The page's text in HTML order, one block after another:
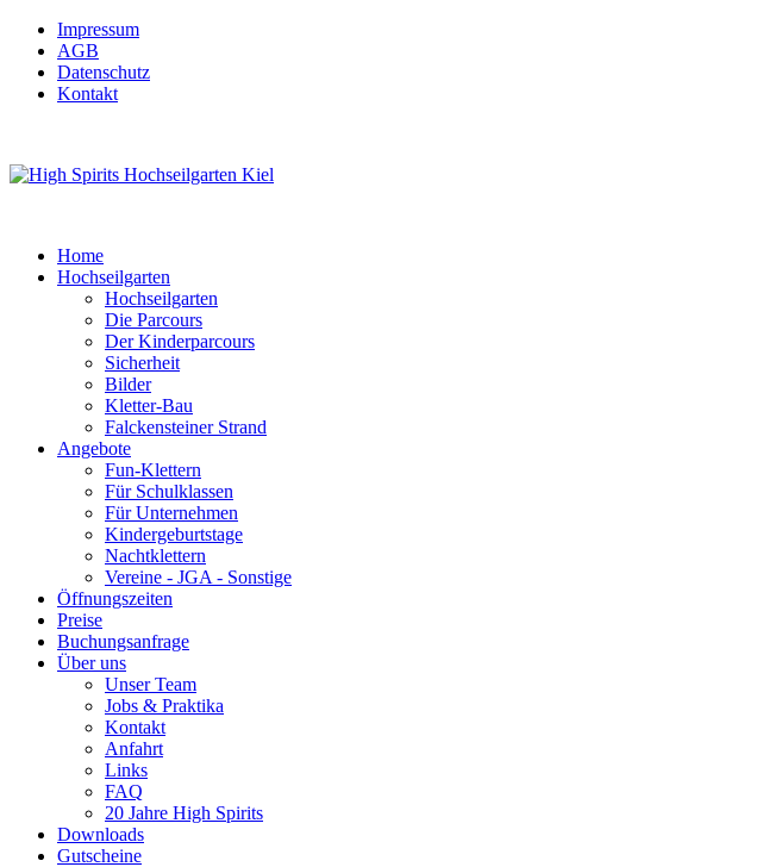
Impressum
AGB
Datenschutz
Kontakt
Home
Hochseilgarten
Hochseilgarten
Die Parcours
Der Kinderparcours
Sicherheit
Bilder
Kletter-Bau
Falckensteiner Strand
Angebote
Fun-Klettern
Für Schulklassen
Für Unternehmen
Kindergeburtstage
Nachtklettern
Vereine - JGA - Sonstige
Öffnungszeiten
Preise
Buchungsanfrage
Über uns
Unser Team
Jobs & Praktika
Kontakt
Anfahrt
Links
FAQ
20 Jahre High Spirits
Downloads
Gutscheine